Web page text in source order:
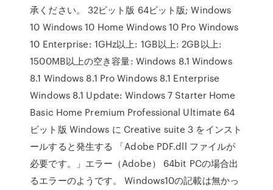
承ください。 32ビット版 64ビット版; Windows
10 Windows 10 Home Windows 10 Pro Windows
10 Enterprise: 1GHz以上: 1GB以上: 2GB以上:
1500MB以上の空き容量: Windows 8.1 Windows
8.1 Windows 8.1 Pro Windows 8.1 Enterprise
Windows 8.1 Update: Windows 7 Starter Home
Basic Home Premium Professional Ultimate 64
ビット版 Windows に Creative suite 3 をインスト
ールすると発生する 「Adobe PDF.dll ファイルが
必要です。」エラー（Adobe） 64bit PCの場合出
るエラーのようです。 Windows10の記載は無かっ